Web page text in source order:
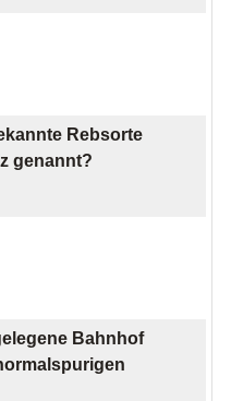
Rebsorte
genannt?
Bahnhof